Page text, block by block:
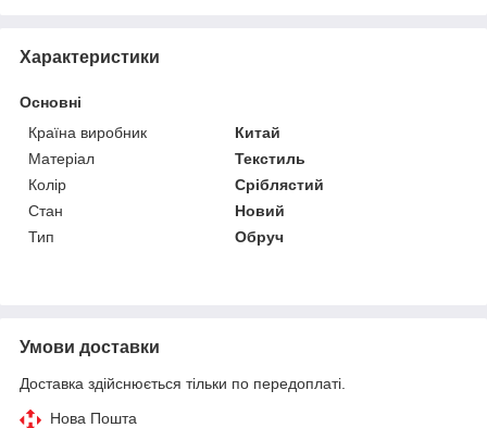
Характеристики
Основні
Країна виробник
Китай
Матеріал
Текстиль
Колір
Сріблястий
Стан
Новий
Тип
Обруч
Умови доставки
Доставка здійснюється тільки по передоплаті.
Нова Пошта